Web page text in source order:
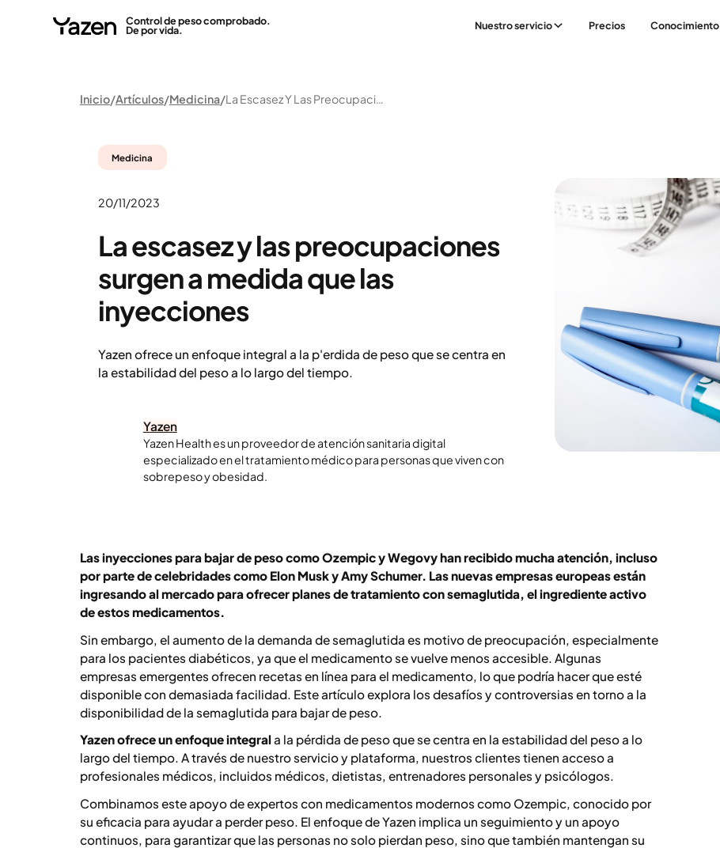
Control de peso comprobado.
De por vida. Nuestro servicio Precios Conocimiento
Inicio Artículos Medicina La Escasez Y Las Preocupaciones Surgen A Medida Que Las Inyecciones
Medicina
20/11/2023
La escasez y las preocupaciones
surgen a medida que las
inyecciones
Yazen ofrece un enfoque integral a la p'erdida de peso que se centra en
la estabilidad del peso a lo largo del tiempo.
Yazen
Yazen Health es un proveedor de atención sanitaria digital
especializado en el tratamiento médico para personas que viven con
sobrepeso y obesidad.
Las inyecciones para bajar de peso como Ozempic y Wegovy han recibido mucha atención, incluso
por parte de celebridades como Elon Musk y Amy Schumer. Las nuevas empresas europeas están
ingresando al mercado para ofrecer planes de tratamiento con semaglutida, el ingrediente activo
de estos medicamentos.
Sin embargo, el aumento de la demanda de semaglutida es motivo de preocupación, especialmente
para los pacientes diabéticos, ya que el medicamento se vuelve menos accesible. Algunas
empresas emergentes ofrecen recetas en línea para el medicamento, lo que podría hacer que esté
disponible con demasiada facilidad. Este artículo explora los desafíos y controversias en torno a la
disponibilidad de la semaglutida para bajar de peso.
Yazen ofrece un enfoque integrala la pérdida de peso que se centra en la estabilidad del peso a lo
largo del tiempo. A través de nuestro servicio y plataforma, nuestros clientes tienen acceso a
profesionales médicos, incluidos médicos, dietistas, entrenadores personales y psicólogos.
Combinamos este apoyo de expertos con medicamentos modernos como Ozempic, conocido por
su eficacia para ayudar a perder peso. El enfoque de Yazen implica un seguimiento y un apoyo
continuos, para garantizar que las personas no solo pierdan peso, sino que también mantengan su